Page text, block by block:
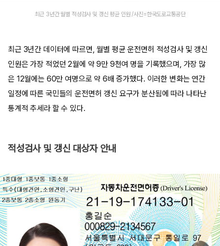
최근 3년간 월별 적성검사 및 갱신 평균 인원 /사진=한국도로교통공단
최근 3년간 데이터에 따르면, 월별 평균 운전면허 적성검사 및 갱신
인원은 가장 적었던 2월에 약 9만 9천여 명을 기록했으며, 가장 많
은 12월에는 60만 여명으로 약 6배 증가했다. 이러한 변화는 연간
일정에 따른 국민들의 운전면허 갱신 요구가 분산됨에 따라 나타난
통계적 추세라 할 수 있다.
적성검사 및 갱신 대상자 안내